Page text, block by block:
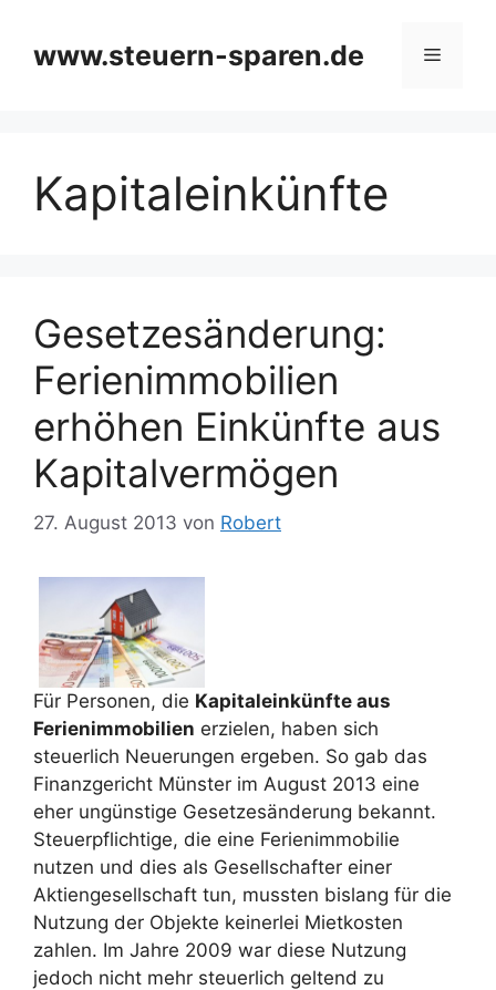
springen
www.steuern-sparen.de Menü
Kapitaleinkünfte
Gesetzesänderung:
Ferienimmobilien
erhöhen Einkünfte aus
Kapitalvermögen
27. August 2013 von Robert
Für Personen, die Kapitaleinkünfte aus
Ferienimmobilien erzielen, haben sich
steuerlich Neuerungen ergeben. So gab das
Finanzgericht Münster im August 2013 eine
eher ungünstige Gesetzesänderung bekannt.
Steuerpflichtige, die eine Ferienimmobilie
nutzen und dies als Gesellschafter einer
Aktiengesellschaft tun, mussten bislang für die
Nutzung der Objekte keinerlei Mietkosten
zahlen. Im Jahre 2009 war diese Nutzung
jedoch nicht mehr steuerlich geltend zu